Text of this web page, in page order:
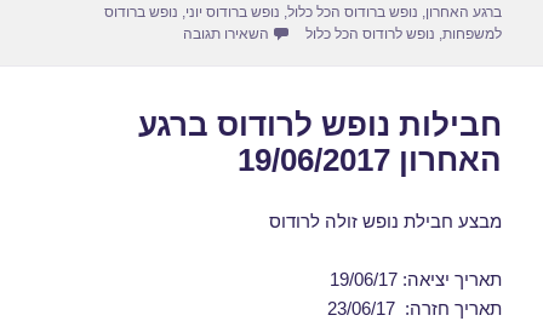
ברגע האחרון נופש ברודוס הכל כלול נופש ברודוס יוני נופש ברודוס
למשפחות נופש לרודוס הכל כלול השאירו תגובה
חבילות נופש לרודוס ברגע
האחרון 19/06/2017
מבצע חבילת נופש זולה לרודוס
תאריך יציאה: 19/06/17
תאריך חזרה: 23/06/17